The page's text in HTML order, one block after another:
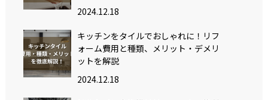
2024.12.18
キッチンをタイルでおしゃれに！リフ
ォーム費用と種類、メリット・デメリ
ットを解説
2024.12.18